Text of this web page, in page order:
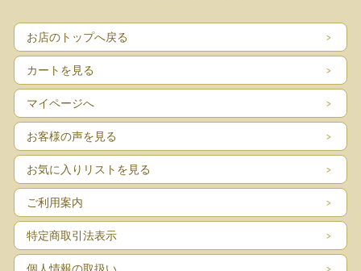
お店のトップへ戻る
カートを見る
マイページへ
お客様の声を見る
お気に入りリストを見る
ご利用案内
特定商取引法表示
個人情報の取扱い